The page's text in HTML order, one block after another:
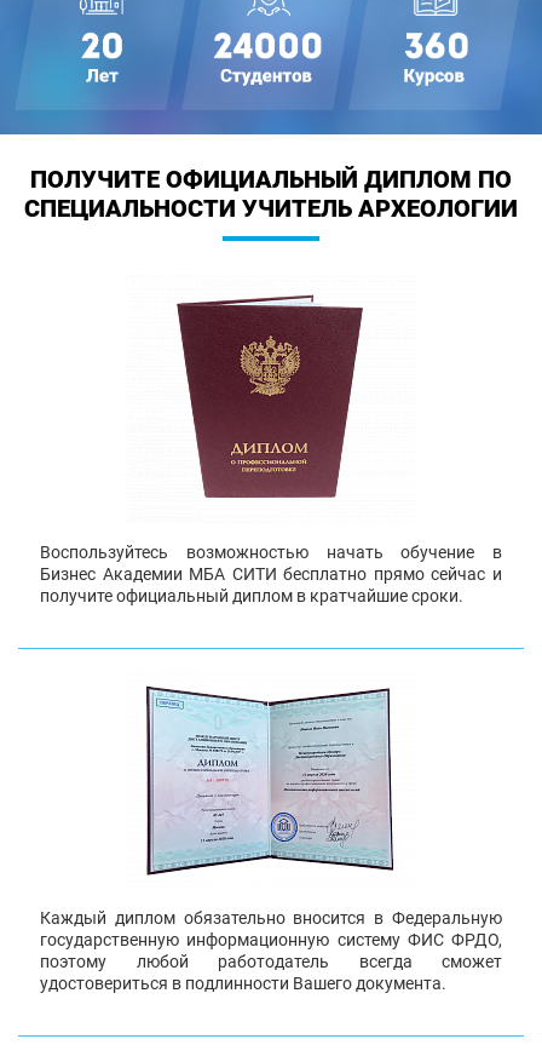
ПОЛУЧИТЕ ОФИЦИАЛЬНЫЙ ДИПЛОМ ПО
СПЕЦИАЛЬНОСТИ УЧИТЕЛЬ АРХЕОЛОГИИ
Воспользуйтесь возможностью начать обучение в
Бизнес Академии МБА СИТИ бесплатно прямо сейчас и
получите официальный диплом в кратчайшие сроки.
Каждый диплом обязательно вносится в Федеральную
государственную информационную систему ФИС ФРДО,
поэтому любой работодатель всегда сможет
удостовериться в подлинности Вашего документа.